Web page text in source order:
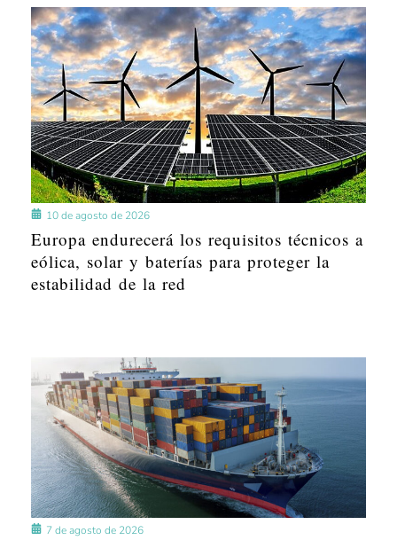
10 de agosto de 2026
Europa endurecerá los requisitos técnicos a
eólica, solar y baterías para proteger la
estabilidad de la red
7 de agosto de 2026